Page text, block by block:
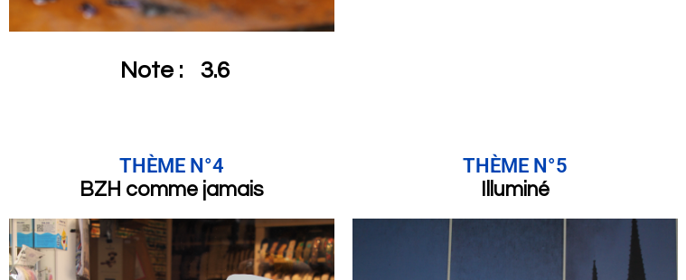
Note : 3.6
THÈME N°4
BZH comme jamais
THÈME N°5
Illuminé